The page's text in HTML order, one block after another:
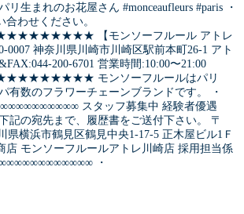
リ生まれのお花屋さん #monceaufleurs #paris ・
合わせください。
【モンソーフルール アトレ
0007 神奈川県川崎市川崎区駅前本町26-1 アト
200-6701 営業時間:10:00〜21:00
モンソーフルールはパリ
有数のフラワーチェーンブランドです。 ・
スタッフ募集中 経験者優遇
記の宛先まで、履歴書をご送付下さい。 〒
県横浜市鶴見区鶴見中央1-17-5 正木屋ビル1Ｆ
店 モンソーフルールアトレ川崎店 採用担当係
・